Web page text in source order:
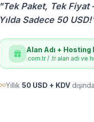
"Tek Paket, Tek
Yılda Sadece 50
Alan Adı + Hosting
.com.tr / .tr alan adı ve
Yıllık 50 USD + KDV